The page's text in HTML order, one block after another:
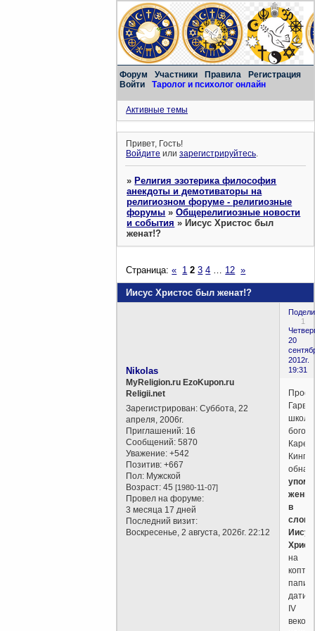
Форум Участники Правила
Регистрация
Войти
Таролог и психолог онлайн
Активные темы
Привет, Гость!
Войдите илизарегистрируйтесь.
»Религия эзотерика философия
анекдоты и демотиваторы на
религиозном форуме - религиозные
форумы »Общерелигиозные новости
и события »Иисус Христос был
женат!?
Иисус Христос был женат!?
Страница:« 1 2 3 4 12 »
1
20
2012г.
19:31
Nikolas
MyReligion.ru EzoKupon.ru
Religii.net
Зарегистрирован: Суббота, 22
апреля, 2006г.
Приглашений: 16
Сообщений: 5870
Уважение: +542
Позитив: +667
Пол: Мужской
Возраст: 45[1980-11-07]
Провел на форуме:
3 месяца 17 дней
Последний визит:
Воскресенье, 2 августа, 2026г. 22:12
школы
Карен
Кинг
жены
в
на
IV
веком